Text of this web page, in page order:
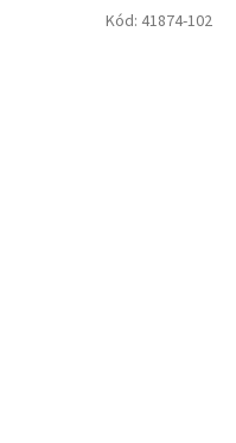
Kód: 41874-102